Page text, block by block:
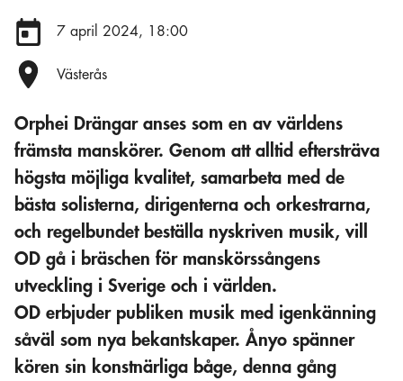
Datum:
7 april 2024, 18:00
Plats:
Västerås
Orphei Drängar anses som en av världens
främsta manskörer. Genom att alltid eftersträva
högsta möjliga kvalitet, samarbeta med de
bästa solisterna, dirigenterna och orkestrarna,
och regelbundet beställa nyskriven musik, vill
OD gå i bräschen för manskörssångens
utveckling i Sverige och i världen.
OD erbjuder publiken musik med igenkänning
såväl som nya bekantskaper. Ånyo spänner
kören sin konstnärliga båge, denna gång